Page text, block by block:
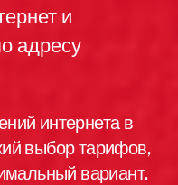
и
адресу
интернета в
выбор тарифов,
вариант.